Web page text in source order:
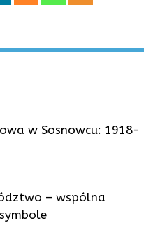
w Sosnowcu: 1918-
– wspólna